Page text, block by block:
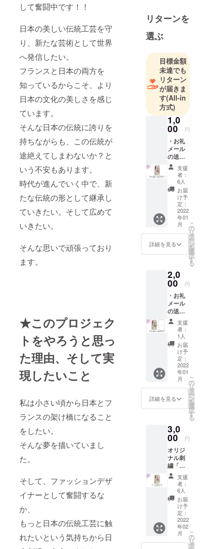
して奮闘中です！！
日本の美しい伝統工芸を守
り、新たな芸術として世界
へ発信したい。
フランスと日本の両方を
知っているからこそ、より
日本の文化の美しさを感じ
ています。
そんな日本の伝統に誇りを
持ちながらも、この伝統が
途絶えてしまわないか？と
いう不安もあります。
時代が進んでいく中で、新
たな伝統の形として継承し
ていきたい。そして広めて
いきたい。
そんな思いで頑張っており
ます。
★このプロジェク
トをやろうと思っ
た理由、そして実
現したいこと
私は小さい頃から日本とフ
ランスの架け橋になること
をしたい。
そんな夢を描いていまし
た。
そして、ファッションデザ
イナーとして奮闘するな
か、
もっと日本の伝統工芸に触
れたいという気持ちから日
めました。
日本の美し
さを世界へ
届けたい。
そして、よ
り日本の伝
統工芸をよ
り身近に感
じて頂きた
ファッショ
ンデザイ
ナーとして
日本のオー
トクチュー
ル美術を展
開します。
リターンを
選ぶ
目標金額
未達でも
リターン
が届きま
す(All-in
方式)
1,0
00 円
・お礼
メール
の送付
・オリ
ジナル
待ち受
け壁
紙 １
枚（ス
マフォ
画面サ
イズ）
心を込
めてお
礼メー
ルを送
頂きま
す。 ま
た、オ
リジナ
ル待受
画像を
１枚
「鯉の
輪」を
送付さ
せて頂
きま
す。 ご
自身の
待受に
設定し
ていた
使用し
ていた
だいて
構いま
せん。
また、
ご支援
頂いた
方に
は、い
ち早く
今後開
催の展
示会や
６月に
開会の
支援
者：
6人
お届
け予
定：
2022
年01
月
詳細を見る
こ
の
リ
タ
ー
ン
を
選
択
す
る
2,0
00 円
・お礼
メール
の送付
・オリ
ジナル
待ち受
け壁
紙 ２
枚（ス
マフォ
画面サ
イズ）
心を込
めてお
礼メー
ルを送
頂きま
す。 ま
た、オ
リジナ
ル待受
も送付
させて
頂きま
す。 ご
自身の
待受画
面で毎
日美し
い刺繍
を見け
ます
支援
者：
1人
お届
け予
定：
2022
年01
月
詳細を見る
こ
の
リ
タ
ー
ン
を
選
択
す
る
3,0
00 円
オリジ
ナル刺
繍「鯉
の輪」
ポスト
カード
初のオ
リジナ
ル日本
刺繍作
品の
「鯉の
輪」の
支援
者：
6人
お届
け予
定：
2022
年02
月
こ
の
リ
タ